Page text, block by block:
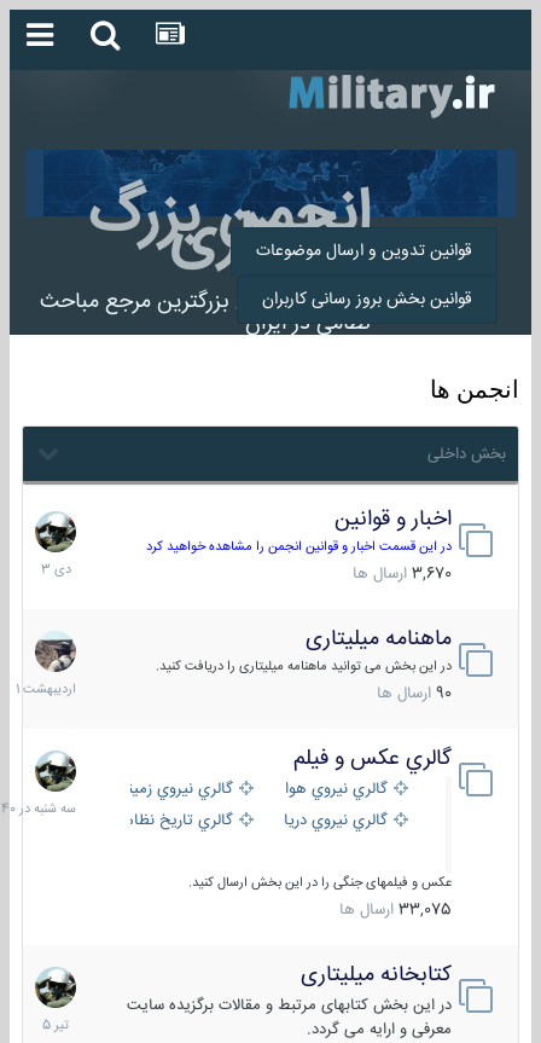
انجمن بزرگ
میلیتاری
انجمن میلیتاری بزرگترین مرجع مباحث
نظامی در ایران
قوانین تدوین و ارسال موضوعات
قوانین بخش بروز رسانی کاربران
انجمن ها
بخش داخلی
اخبار و قوانین
در این قسمت اخبار و قوانین انجمن را مشاهده خواهید کرد
3,670 ارسال ها
22
دی
1403
ماهنامه میلیتاری
در این بخش می توانید ماهنامه میلیتاری را دریافت کنید.
90 ارسال ها
30
1401
گالري عكس و فيلم
گالري نيروي هوايي
گالري نيروي زميني
گالري نيروي دريايي
گالري تاریخ نظامی
عکس و فیلمهای جنگی را در این بخش ارسال کنید.
33,075 ارسال ها
سه
شنبه
در
کتابخانه میلیتاری
در این بخش کتابهای مرتبط و مقالات برگزیده سایت
معرفی و ارایه می گردد.
16
تیر
1405